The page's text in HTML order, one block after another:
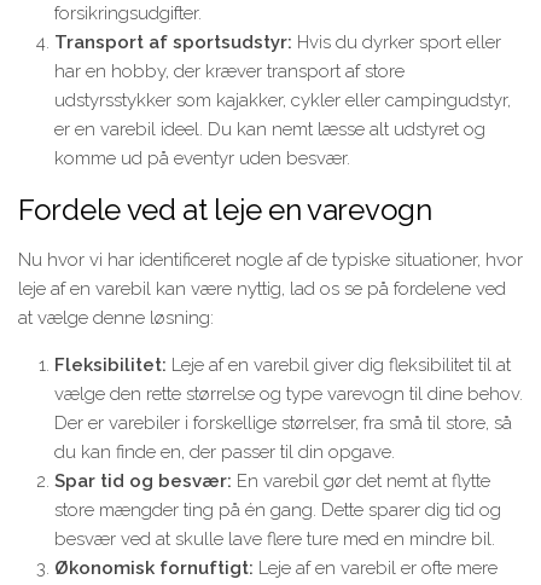
forsikringsudgifter.
Transport af sportsudstyr: Hvis du dyrker sport eller
har en hobby, der kræver transport af store
udstyrsstykker som kajakker, cykler eller campingudstyr,
er en varebil ideel. Du kan nemt læsse alt udstyret og
komme ud på eventyr uden besvær.
Fordele ved at leje en varevogn
Nu hvor vi har identificeret nogle af de typiske situationer, hvor
leje af en varebil kan være nyttig, lad os se på fordelene ved
at vælge denne løsning:
Fleksibilitet: Leje af en varebil giver dig fleksibilitet til at
vælge den rette størrelse og type varevogn til dine behov.
Der er varebiler i forskellige størrelser, fra små til store, så
du kan finde en, der passer til din opgave.
Spar tid og besvær: En varebil gør det nemt at flytte
store mængder ting på én gang. Dette sparer dig tid og
besvær ved at skulle lave flere ture med en mindre bil.
Økonomisk fornuftigt: Leje af en varebil er ofte mere